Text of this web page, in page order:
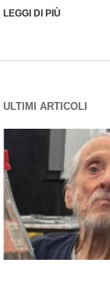
LEGGI DI PIÙ
ULTIMI ARTICOLI